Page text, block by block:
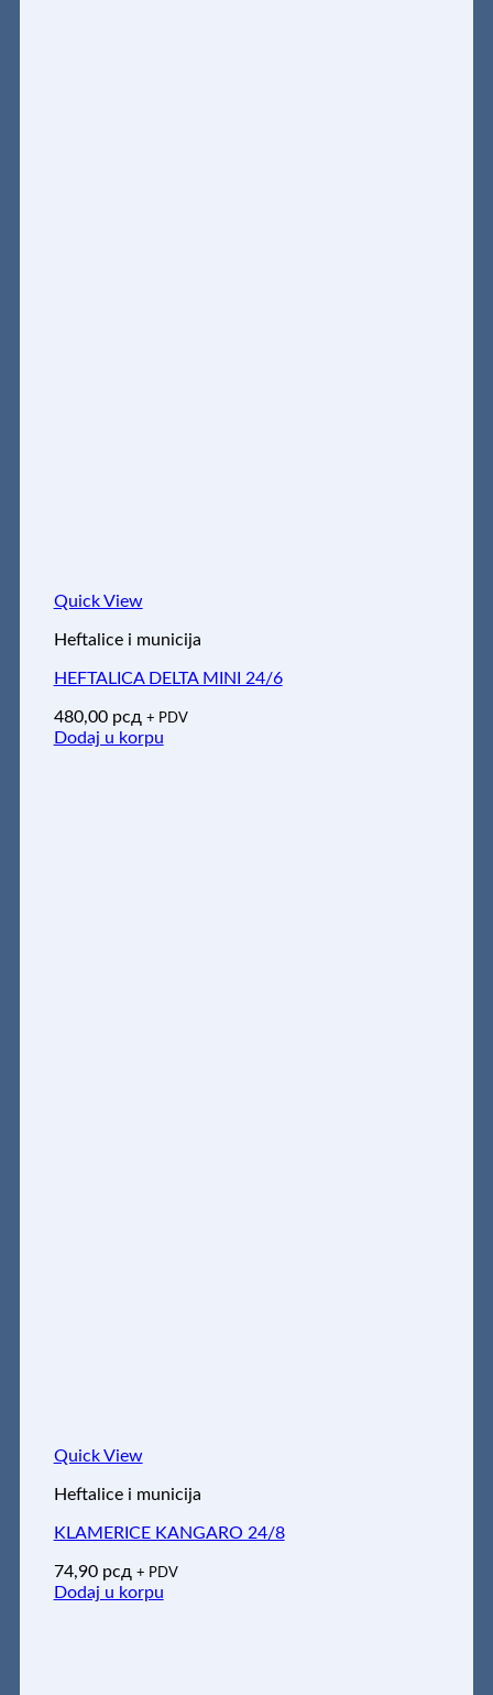
Quick View
Heftalice i municija
HEFTALICA DELTA MINI 24/6
480,00 рсд + PDV
Dodaj u korpu
Quick View
Heftalice i municija
KLAMERICE KANGARO 24/8
74,90 рсд + PDV
Dodaj u korpu